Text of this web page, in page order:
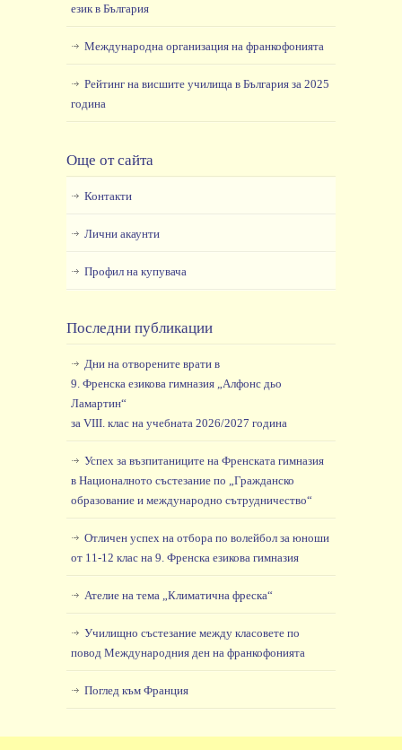
език в България
Международна организация на франкофонията
Рейтинг на висшите училища в България за 2025
година
Още от сайта
Контакти
Лични акаунти
Профил на купувача
Последни публикации
Дни на отворените врати в
9. Френска езикова гимназия „Алфонс дьо
Ламартин“
за VIII. клас на учебната 2026/2027 година
Успех за възпитаниците на Френската гимназия
в Националното състезание по „Гражданско
образование и международно сътрудничество“
Отличен успех на отбора по волейбол за юноши
от 11-12 клас на 9. Френска езикова гимназия
Ателие на тема „Климатична фреска“
Училищно състезание между класовете по
повод Международния ден на франкофонията
Поглед към Франция